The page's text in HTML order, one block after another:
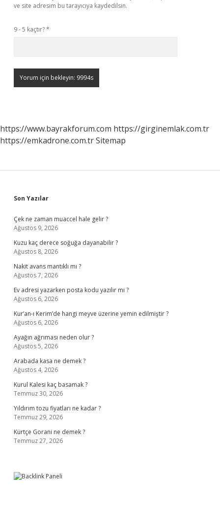
ve site adresim bu tarayıcıya kaydedilsin.
9 - 5 kaçtır?*
https://www.bayrakforum.com https://girginemlak.com.tr
https://emkadrone.com.trSitemap
Sidebar
Son Yazılar
Çek ne zaman muaccel hale gelir ?
Ağustos 9, 2026
Kuzu kaç derece soğuğa dayanabilir ?
Ağustos 8, 2026
Nakit avans mantıklı mı ?
Ağustos 7, 2026
Ev adresi yazarken posta kodu yazılır mı ?
Ağustos 6, 2026
Kur’an-ı Kerim’de hangi meyve üzerine yemin edilmiştir ?
Ağustos 6, 2026
Ayağın ağrıması neden olur ?
Ağustos 5, 2026
Arabada kasa ne demek ?
Ağustos 4, 2026
Kurul Kalesi kaç basamak ?
Temmuz 30, 2026
Yıldırım tozu fiyatları ne kadar ?
Temmuz 29, 2026
Kürtçe Gorani ne demek ?
Temmuz 27, 2026